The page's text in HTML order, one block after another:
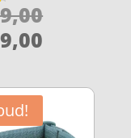
Den
kr.
pris
er:
kr.